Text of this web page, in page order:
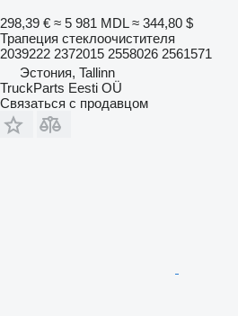
298,39 € ≈ 5 981 MDL ≈ 344,80 $
Трапеция стеклоочистителя
2039222 2372015 2558026 2561571
Эстония, Tallinn
TruckParts Eesti OÜ
Связаться с продавцом